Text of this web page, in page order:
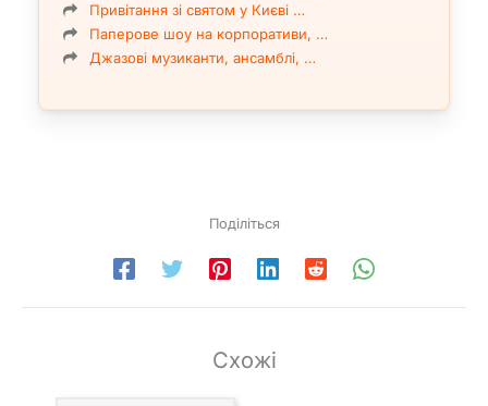
Привітання зі святом у Києві …
Паперове шоу на корпоративи, …
Джазові музиканти, ансамблі, …
Поділіться
Схожі